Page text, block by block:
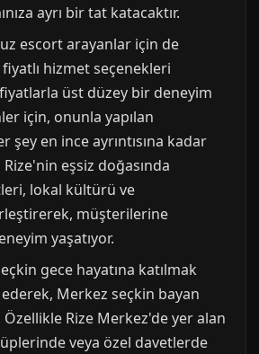
ayrı bir tat katacaktır.
escort arayanlar için de
hizmet seçenekleri
üst düzey bir deneyim
için, onunla yapılan
şey en ince ayrıntısına kadar
eşsiz doğasında
lokal kültürü ve
müşterilerine
yaşatıyor.
gece hayatına katılmak
Merkez seçkin bayan
Rize Merkez'de yer alan
veya özel davetlerde